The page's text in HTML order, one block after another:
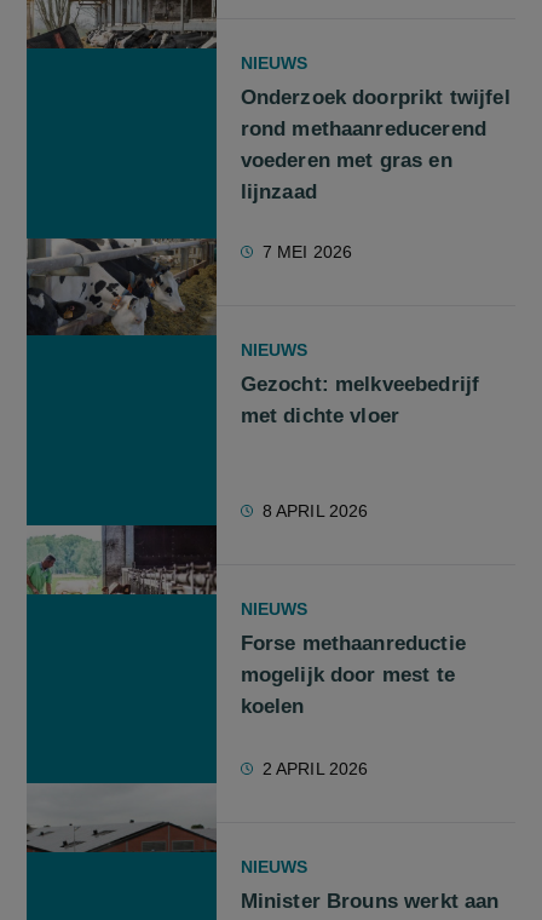
NIEUWS
Onderzoek doorprikt twijfel
rond methaanreducerend
voederen met gras en
lijnzaad
7 MEI 2026
NIEUWS
Gezocht: melkveebedrijf
met dichte vloer
8 APRIL 2026
NIEUWS
Forse methaanreductie
mogelijk door mest te
koelen
2 APRIL 2026
NIEUWS
Minister Brouns werkt aan